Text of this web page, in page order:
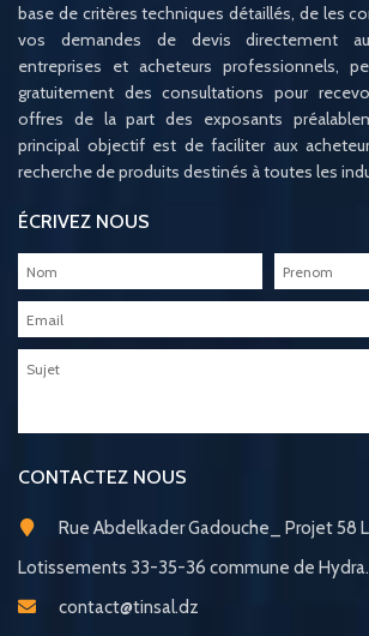
base de critères techniques détaillés, de les
vos demandes de devis directement
entreprises et acheteurs professionnels,
gratuitement des consultations pour
offres de la part des exposants
principal objectif est de faciliter aux
recherche de produits destinés à toutes les
ÉCRIVEZ NOUS
CONTACTEZ NOUS
Rue Abdelkader Gadouche_ Projet 58
Lotissements 33-35-36 commune de Hydra.
contact@tinsal.dz